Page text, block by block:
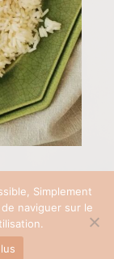
AVEC ♡ PAR
Simplement
naviguer sur le